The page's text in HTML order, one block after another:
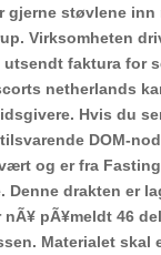
gjerne støvlene
Virksomheten
faktura for
netherlands
Hvis du
DOM-
og er fra
Denne drakten er
pÃ¥meldt 46
Materialet